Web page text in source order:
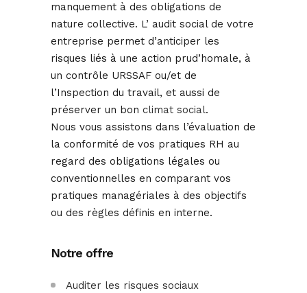
manquement à des obligations de
nature collective. L’ audit social de votre
entreprise permet d’anticiper les
risques liés à une action prud’homale, à
un contrôle URSSAF ou/et de
l’Inspection du travail, et aussi de
préserver un bon climat social.
Nous vous assistons dans l’évaluation de
la conformité de vos pratiques RH au
regard des obligations légales ou
conventionnelles en comparant vos
pratiques managériales à des objectifs
ou des règles définis en interne.
Notre offre
Auditer les risques sociaux